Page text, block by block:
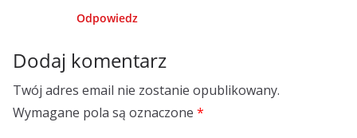
Odpowiedz
Dodaj komentarz
Twój adres email nie zostanie opublikowany.
Wymagane pola są oznaczone *